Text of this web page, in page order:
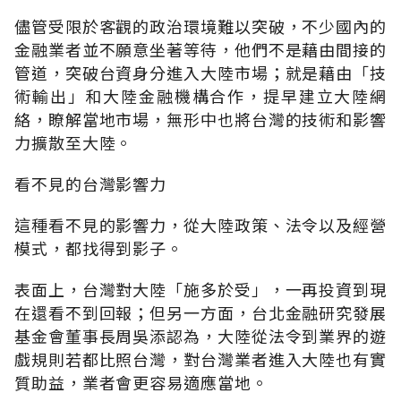
儘管受限於客觀的政治環境難以突破，不少國內的
金融業者並不願意坐著等待，他們不是藉由間接的
管道，突破台資身分進入大陸市場；就是藉由「技
術輸出」和大陸金融機構合作，提早建立大陸網
絡，瞭解當地市場，無形中也將台灣的技術和影響
力擴散至大陸。
看不見的台灣影響力
這種看不見的影響力，從大陸政策、法令以及經營
模式，都找得到影子。
表面上，台灣對大陸「施多於受」，一再投資到現
在還看不到回報；但另一方面，台北金融研究發展
基金會董事長周吳添認為，大陸從法令到業界的遊
戲規則若都比照台灣，對台灣業者進入大陸也有實
質助益，業者會更容易適應當地。